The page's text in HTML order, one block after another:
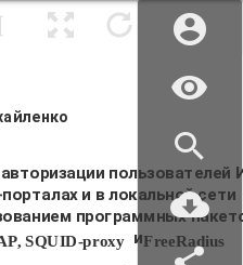
пользователей
и в локальной сети
программных
SQUID-proxy иFreeRadius